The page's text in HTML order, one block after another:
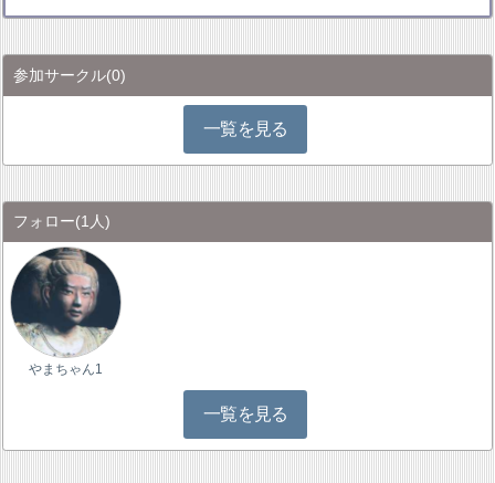
参加サークル(0)
一覧を見る
フォロー(1人)
やまちゃん1
一覧を見る